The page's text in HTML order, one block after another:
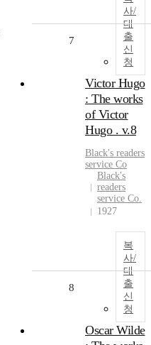
사/
대
출
신
청
7
Victor Hugo
: The works
of Victor
Hugo . v.8
Black's readers
service Co
Black's
readers
service Co.
1927
복
사/
대
출
신
청
8
Oscar Wilde